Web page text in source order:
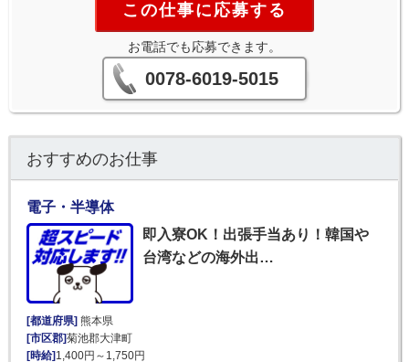
この仕事に応募する
お電話でも応募できます。
0078-6019-5015
おすすめのお仕事
電子・半導体
即入寮OK！出張手当あり！韓国や
台湾などの海外出…
[都道府県] 熊本県
[市区郡]菊池郡大津町
[時給] 1,400円～1,750円